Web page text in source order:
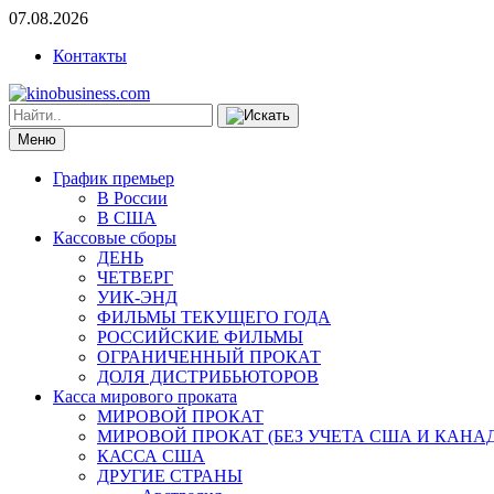
07.08.2026
Контакты
Меню
График премьер
В России
В США
Кассовые сборы
ДЕНЬ
ЧЕТВЕРГ
УИК-ЭНД
ФИЛЬМЫ ТЕКУЩЕГО ГОДА
РОССИЙСКИЕ ФИЛЬМЫ
ОГРАНИЧЕННЫЙ ПРОКАТ
ДОЛЯ ДИСТРИБЬЮТОРОВ
Касса мирового проката
МИРОВОЙ ПРОКАТ
МИРОВОЙ ПРОКАТ (БЕЗ УЧЕТА США И
КАССА США
ДРУГИЕ СТРАНЫ